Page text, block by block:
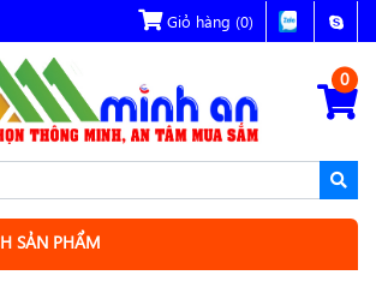
Giỏ hàng (0)
0
SẢN PHẨM